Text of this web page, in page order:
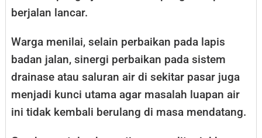
berjalan lancar.
Warga menilai, selain perbaikan pada lapis
badan jalan, sinergi perbaikan pada sistem
drainase atau saluran air di sekitar pasar juga
menjadi kunci utama agar masalah luapan air
ini tidak kembali berulang di masa mendatang.